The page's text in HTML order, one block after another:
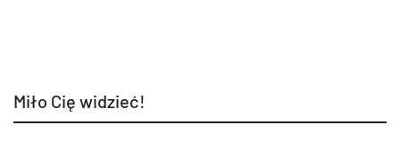
Miło Cię widzieć!